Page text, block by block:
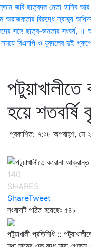
জবি ছাত্রদল নেতা হাসিব
অরাজকতার বিরুদ্ধে স্বাস্থ্য
সঙ্গে ছাত্র-জনতার সংঘর্ষ, ॥
বিএনপি ও যুবদলের দুই গ্রুপের
হয়ে শতবর্ষি
প্রকাশিত: ৭:২৮ অপরাহ্ণ, মে
140
SHARES
ShareTweet
সংবাদটি পঠিত হয়েছেঃ ৫৪৮
পটুয়াখালী প্রতিনিধি ::